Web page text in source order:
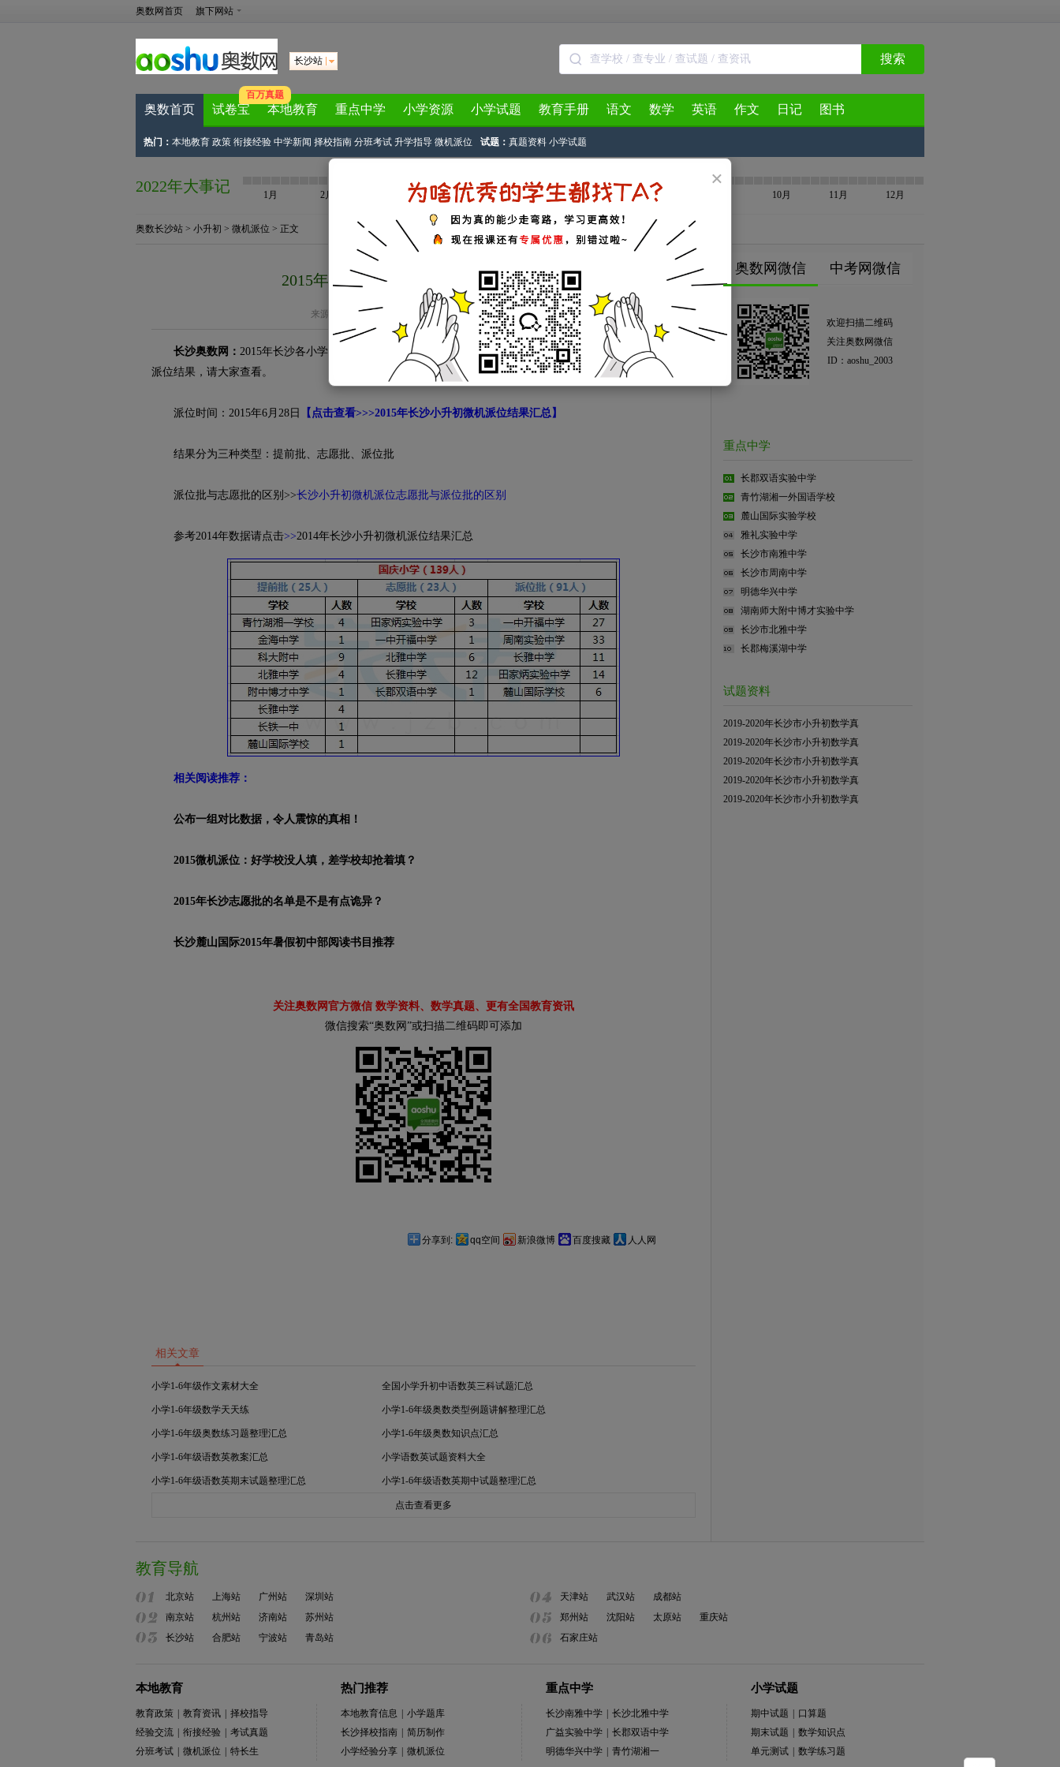
×
奥数网首页 旗下网站
长沙站 搜索
奥数首页 试卷宝
百万真题
本地教育 重点中学 小学资源 小学试题 教育手册 语文 数学 英语 作文 日记 图书
热门： 本地教育 政策 衔接经验 中学新闻 择校指南 分班考试 升学指导 微机派位 试题： 真题资料 小学试题
2022年大事记 1月 2月 4月 5月 6月 7月 10月 11月 12月
奥数长沙站 > 小升初 > 微机派位 > 正文
2015年长沙国庆小学小升初微机派位结果
来源： 长沙奥数网 作者：v沫陌v 2015-06-30 13:22:26
长沙奥数网： 2015年长沙各小学小升初微机派位录取结果已经公布。下面是2015年长沙小升初国庆小学微机
派位结果，请大家查看。
派位时间：2015年6月28日 【点击查看>>>2015年长沙小升初微机派位结果汇总】
结果分为三种类型：提前批、志愿批、派位批
派位批与志愿批的区别>>长沙小升初微机派位志愿批与派位批的区别
参考2014年数据请点击>>2014年长沙小升初微机派位结果汇总
相关阅读推荐：
公布一组对比数据，令人震惊的真相！
2015微机派位：好学校没人填，差学校却抢着填？
2015年长沙志愿批的名单是不是有点诡异？
长沙麓山国际2015年暑假初中部阅读书目推荐
关注奥数网官方微信 数学资料、数学真题、更有全国教育资讯
微信搜索“奥数网”或扫描二维码即可添加
分享到: qq空间 新浪微博 百度搜藏 人人网
相关文章
小学1-6年级作文素材大全 全国小学升初中语数英三科试题汇总
小学1-6年级数学天天练 小学1-6年级奥数类型例题讲解整理汇总
小学1-6年级奥数练习题整理汇总 小学1-6年级奥数知识点汇总
小学1-6年级语数英教案汇总 小学语数英试题资料大全
小学1-6年级语数英期末试题整理汇总 小学1-6年级语数英期中试题整理汇总
点击查看更多
奥数网微信 中考网微信
欢迎扫描二维码
关注奥数网微信
ID：aoshu_2003
重点中学
长郡双语实验中学
青竹湖湘一外国语学校
麓山国际实验学校
雅礼实验中学
长沙市南雅中学
长沙市周南中学
明德华兴中学
湖南师大附中博才实验中学
长沙市北雅中学
长郡梅溪湖中学
试题资料
2019-2020年长沙市小升初数学真
2019-2020年长沙市小升初数学真
2019-2020年长沙市小升初数学真
2019-2020年长沙市小升初数学真
2019-2020年长沙市小升初数学真
教育导航
北京站 上海站 广州站 深圳站 天津站 武汉站
成都站
南京站
杭州站 济南站 苏州站 郑州站 沈阳站 太原站
重庆站
长沙站
合肥站 宁波站 青岛站 石家庄站
本地教育
教育政策 教育资讯
择校指导
经验交流
衔接经验
考试真题
分班考试
微机派位 特长生
热门推荐
本地教育信息
小学题库
长沙择校指南
简历制作
小学经验分享
微机派位
重点中学
长沙南雅中学
长沙北雅中学
广益实验中学
长郡双语中学
明德华兴中学
青竹湖湘一
小学试题
期中试题
口算题
期末试题
数学知识点
单元测试
数学练习题